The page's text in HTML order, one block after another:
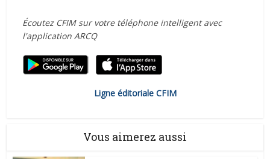
Écoutez CFIM sur votre téléphone intelligent avec
l'application ARCQ
Ligne éditoriale CFIM
Vous aimerez aussi